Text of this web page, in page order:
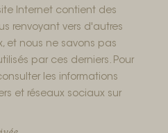
Internet contient des
renvoyant vers d'autres
et nous ne savons pas
par ces derniers. Pour
les informations
et réseaux sociaux sur